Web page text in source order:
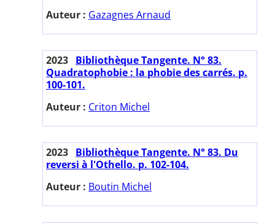
Auteur : Gazagnes Arnaud
2023 Bibliothèque Tangente. N° 83.
Quadratophobie : la phobie des carrés. p.
100-101.
Auteur : Criton Michel
2023 Bibliothèque Tangente. N° 83. Du
reversi à l'Othello. p. 102-104.
Auteur : Boutin Michel